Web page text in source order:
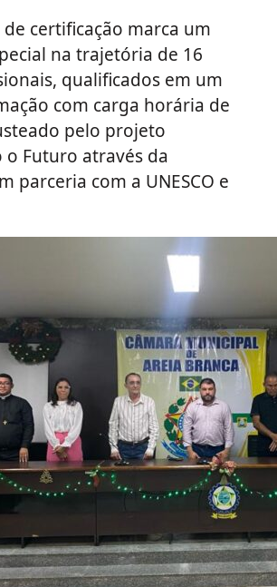
certificação marca um
na trajetória de 16
qualificados em um
com carga horária de
pelo projeto
o Futuro através da
parceria com a UNESCO e